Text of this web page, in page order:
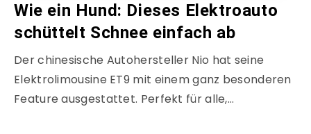
Wie ein Hund: Dieses Elektroauto
schüttelt Schnee einfach ab
Der chinesische Autohersteller Nio hat seine
Elektrolimousine ET9 mit einem ganz besonderen
Feature ausgestattet. Perfekt für alle,…